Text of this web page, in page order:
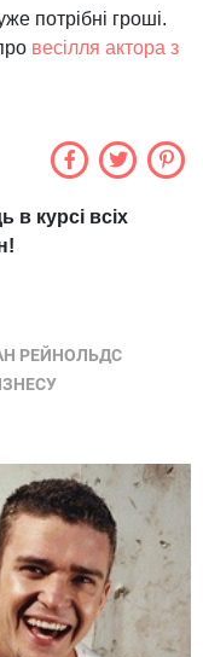
потрібні гроші.
весілля актора з
в курсі всіх
РЕЙНОЛЬДС